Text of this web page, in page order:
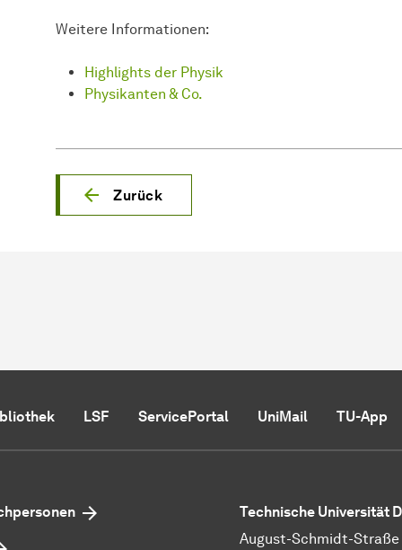
Weitere Informationen:
Highlights der Physik
Physikanten & Co.
Zurück
LSF ServicePortal UniMail TU-App
Technische Universität
August-Schmidt-Straße